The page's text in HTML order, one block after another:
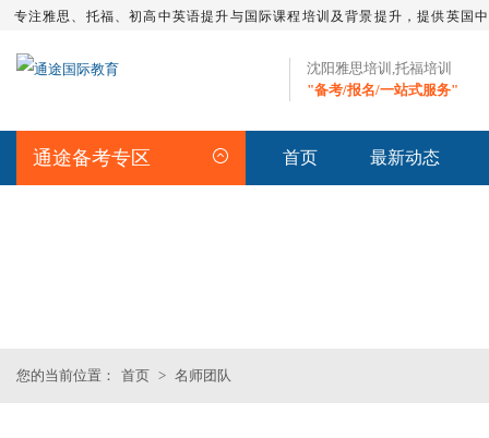
专注雅思、托福、初高中英语提升与国际课程培训及背景提升，提供英国
沈阳雅思培训,托福培训
"备考/报名/一站式服务"
通途备考专区 首页 最新动态
您的当前位置： 首页 > 名师团队